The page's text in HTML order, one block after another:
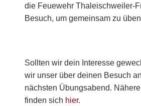
die Feuewehr Thaleischweiler-
Besuch, um gemeinsam zu
Sollten wir dein Interesse
wir unser über deinen Besuch
nächsten Übungsabend.
finden sich hier.